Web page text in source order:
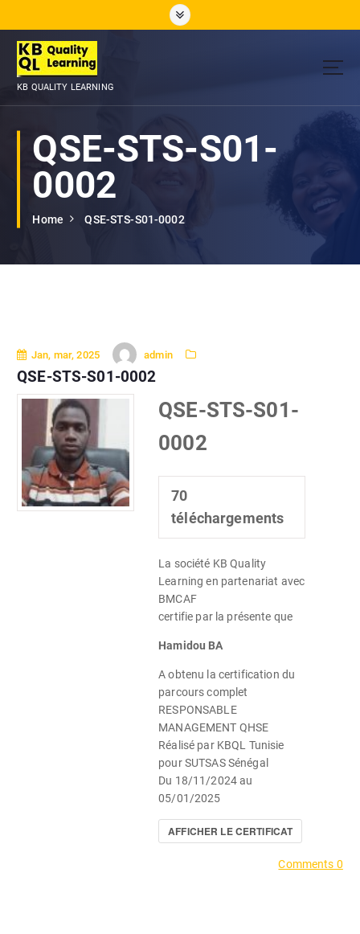
KB QUALITY LEARNING
QSE-STS-S01-
0002
Home QSE-STS-S01-0002
Jan, mar, 2025 admin
QSE-STS-S01-0002
QSE-STS-S01-
0002
70
téléchargements
La société KB Quality
Learning en partenariat avec
BMCAF
certifie par la présente que
Hamidou BA
A obtenu la certification du
parcours complet
RESPONSABLE
MANAGEMENT QHSE
Réalisé par KBQL Tunisie
pour SUTSAS Sénégal
Du 18/11/2024 au
05/01/2025
AFFICHER LE CERTIFICAT
Comments 0